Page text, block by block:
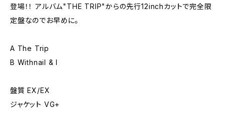
登場！！ アルバム"THE TRIP"からの先行12inchカットで完全限
定盤なのでお早めに。
A The Trip
B Withnail & I
盤質 EX/EX
ジャケット VG+